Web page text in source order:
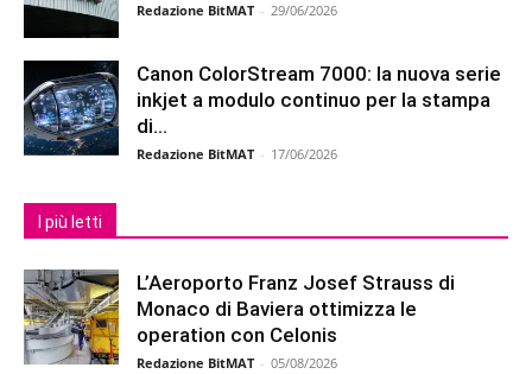
Redazione BitMAT - 29/06/2026
Canon ColorStream 7000: la nuova serie
inkjet a modulo continuo per la stampa
di...
Redazione BitMAT - 17/06/2026
I più letti
L’Aeroporto Franz Josef Strauss di
Monaco di Baviera ottimizza le
operation con Celonis
Redazione BitMAT - 05/08/2026